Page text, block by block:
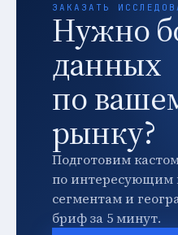
ЗАКАЗАТЬ
Нужно
данных
по
рынку?
Подготовим
по интересующим
сегментам и
бриф за 5 минут.